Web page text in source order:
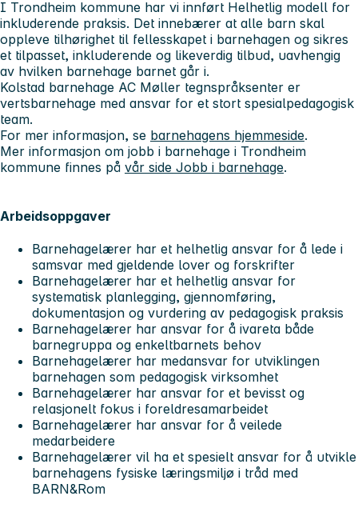
I Trondheim kommune har vi innført Helhetlig modell for
inkluderende praksis. Det innebærer at alle barn skal
oppleve tilhørighet til fellesskapet i barnehagen og sikres
et tilpasset, inkluderende og likeverdig tilbud, uavhengig
av hvilken barnehage barnet går i.
Kolstad barnehage AC Møller tegnspråksenter er
vertsbarnehage med ansvar for et stort spesialpedagogisk
team.
For mer informasjon, se barnehagens hjemmeside.
Mer informasjon om jobb i barnehage i Trondheim
kommune finnes på vår side Jobb i barnehage.
Arbeidsoppgaver
Barnehagelærer har et helhetlig ansvar for å lede i
samsvar med gjeldende lover og forskrifter
Barnehagelærer har et helhetlig ansvar for
systematisk planlegging, gjennomføring,
dokumentasjon og vurdering av pedagogisk praksis
Barnehagelærer har ansvar for å ivareta både
barnegruppa og enkeltbarnets behov
Barnehagelærer har medansvar for utviklingen
barnehagen som pedagogisk virksomhet
Barnehagelærer har ansvar for et bevisst og
relasjonelt fokus i foreldresamarbeidet
Barnehagelærer har ansvar for å veilede
medarbeidere
Barnehagelærer vil ha et spesielt ansvar for å utvikle
barnehagens fysiske læringsmiljø i tråd med
BARN&Rom